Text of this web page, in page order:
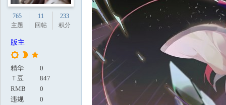
765
主题
11
回帖
233
积分
版主
精华
0
Ｔ豆
847
RMB
0
违规
0